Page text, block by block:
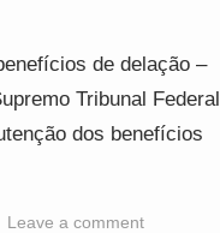
de delação –
Tribunal Federal
dos benefícios
Leave a comment